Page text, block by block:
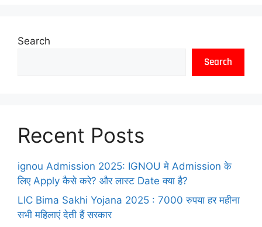
Search
Search
Recent Posts
ignou Admission 2025: IGNOU मे Admission के
लिए Apply कैसे करे? और लास्ट Date क्या है?
LIC Bima Sakhi Yojana 2025 : 7000 रुपया हर महीना
सभी महिलाएं देती हैं सरकार